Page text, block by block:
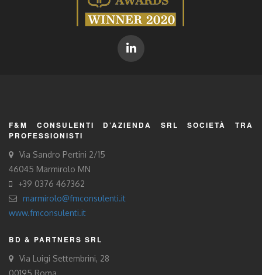
F&M CONSULENTI D’AZIENDA SRL SOCIETÀ TRA
PROFESSIONISTI
Via Sandro Pertini 2/15
46045 Marmirolo MN
+39 0376 467362
marmirolo@fmconsulenti.it
www.fmconsulenti.it
BD & PARTNERS SRL
Via Luigi Settembrini, 28
00195 Roma